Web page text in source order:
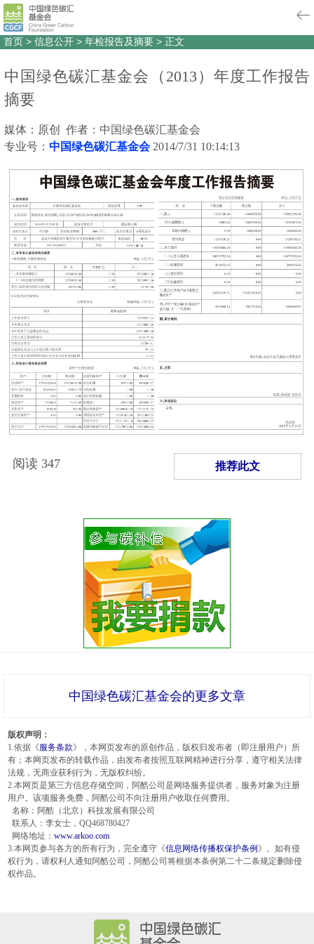
首页 > 信息公开 > 年检报告及摘要 > 正文
中国绿色碳汇基金会（2013）年度工作报告
摘要
媒体：原创 作者：中国绿色碳汇基金会
专业号： 中国绿色碳汇基金会 2014/7/31 10:14:13
阅读 347 推荐此文
中国绿色碳汇基金会的更多文章
版权声明：
1.依据《服务条款》，本网页发布的原创作品，版权归发布者（即注册用户）所
有；本网页发布的转载作品，由发布者按照互联网精神进行分享，遵守相关法律
法规，无商业获利行为，无版权纠纷。
2.本网页是第三方信息存储空间，阿酷公司是网络服务提供者，服务对象为注册
用户。该项服务免费，阿酷公司不向注册用户收取任何费用。
名称：阿酷（北京）科技发展有限公司
联系人：李女士，QQ468780427
网络地址： www.arkoo.com
3.本网页参与各方的所有行为，完全遵守《信息网络传播权保护条例 》。如有侵
权行为，请权利人通知阿酷公司，阿酷公司将根据本条例第二十二条规定删除侵
权作品。